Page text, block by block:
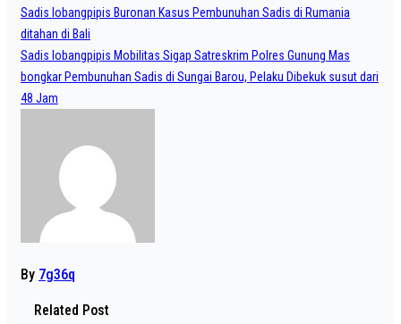
Post
navigation
Sadis lobangpipis Buronan Kasus Pembunuhan Sadis di Rumania
ditahan di Bali
Sadis lobangpipis Mobilitas Sigap Satreskrim Polres Gunung Mas
bongkar Pembunuhan Sadis di Sungai Barou, Pelaku Dibekuk susut dari
48 Jam
By 7g36q
Related Post